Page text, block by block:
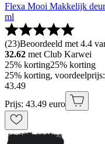
Flexa Mooi Makkelijk
ml
(23)Beoordeeld met 4.4
32.62 met Club Karwei
25% korting25% korting
25% korting,
43.49
Prijs: 43.49 euro